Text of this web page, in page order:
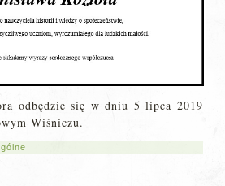
odbędzie się w dniu 5 lipca 2019
Wiśniczu.